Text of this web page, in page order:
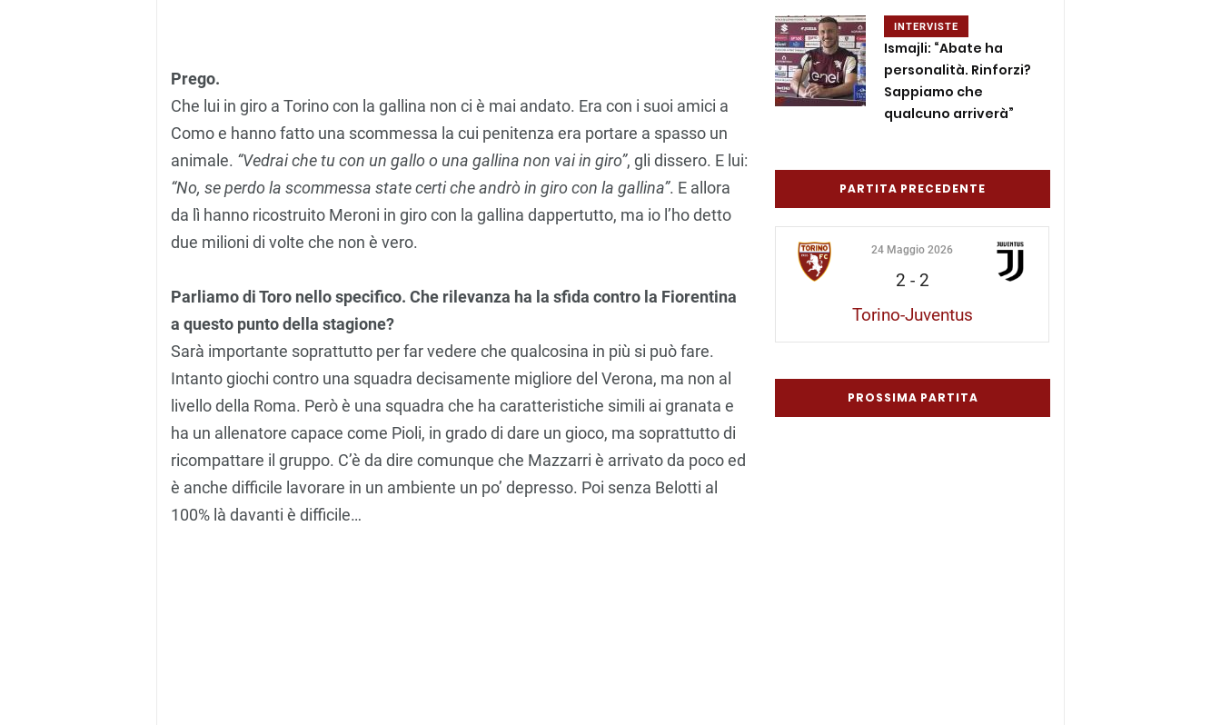
Prego.
Che lui in giro a Torino con la gallina non ci è mai andato. Era con i suoi amici a
Como e hanno fatto una scommessa la cui penitenza era portare a spasso un
animale. “Vedrai che tu con un gallo o una gallina non vai in giro”, gli dissero. E lui:
“No, se perdo la scommessa state certi che andrò in giro con la gallina”. E allora
da lì hanno ricostruito Meroni in giro con la gallina dappertutto, ma io l’ho detto
due milioni di volte che non è vero.
Parliamo di Toro nello specifico. Che rilevanza ha la sfida contro la Fiorentina
a questo punto della stagione?
Sarà importante soprattutto per far vedere che qualcosina in più si può fare.
Intanto giochi contro una squadra decisamente migliore del Verona, ma non al
livello della Roma. Però è una squadra che ha caratteristiche simili ai granata e
ha un allenatore capace come Pioli, in grado di dare un gioco, ma soprattutto di
ricompattare il gruppo. C’è da dire comunque che Mazzarri è arrivato da poco ed
è anche difficile lavorare in un ambiente un po’ depresso. Poi senza Belotti al
100% là davanti è difficile…
INTERVISTE
Ismajli: “Abate ha
personalità. Rinforzi?
Sappiamo che
qualcuno arriverà”
PARTITA PRECEDENTE
24 Maggio 2026
2 - 2
Torino-Juventus
PROSSIMA PARTITA